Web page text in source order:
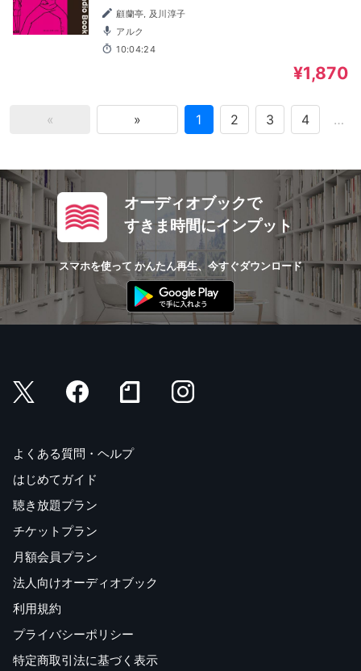
顧蘭亭, 及川淳子
アルク
10:04:24
¥1,870
« » 1 2 3 4 …
オーディオブックで
すきま時間にインプット
スマホを使って かんたん再生、今すぐダウンロード
よくある質問・ヘルプ
はじめてガイド
聴き放題プラン
チケットプラン
月額会員プラン
法人向けオーディオブック
利用規約
プライバシーポリシー
特定商取引法に基づく表示